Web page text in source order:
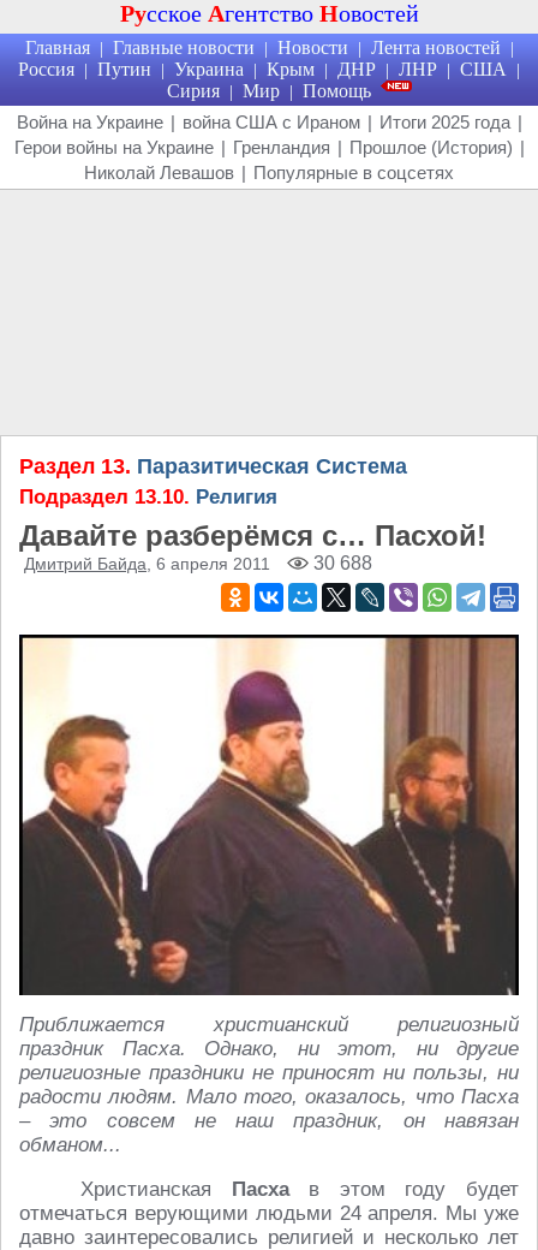
Русское Агентство Новостей
Главная | Главные новости | Новости | Лента новостей |
Россия | Путин | Украина | Крым | ДНР | ЛНР | США |
Сирия | Мир | Помощь
Война на Украине | война США с Ираном | Итоги 2025 года |
Герои войны на Украине | Гренландия | Прошлое (История) |
Николай Левашов | Популярные в соцсетях
Раздел 13. Паразитическая Система
Подраздел 13.10. Религия
Давайте разберёмся с… Пасхой!
Дмитрий Байда , 6 апреля 2011 30 688
Приближается христианский религиозный
праздник Пасха. Однако, ни этот, ни другие
религиозные праздники не приносят ни пользы, ни
радости людям. Мало того, оказалось, что Пасха
– это совсем не наш праздник, он навязан
обманом...
Христианская Пасхав этом году будет
отмечаться верующими людьми 24 апреля. Мы уже
давно заинтересовались религией и несколько лет